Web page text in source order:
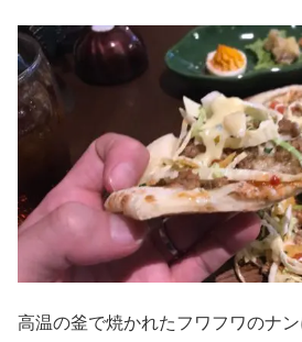
高温の釜で焼かれたフワフワのナ